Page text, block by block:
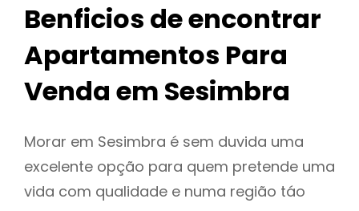
Benficios de encontrar
Apartamentos Para
Venda em Sesimbra
Morar em Sesimbra é sem duvida uma
excelente opção para quem pretende uma
vida com qualidade e numa região táo